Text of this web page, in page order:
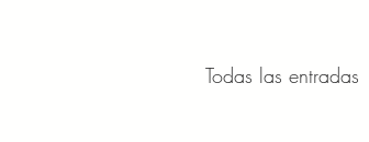
Todas las entradas